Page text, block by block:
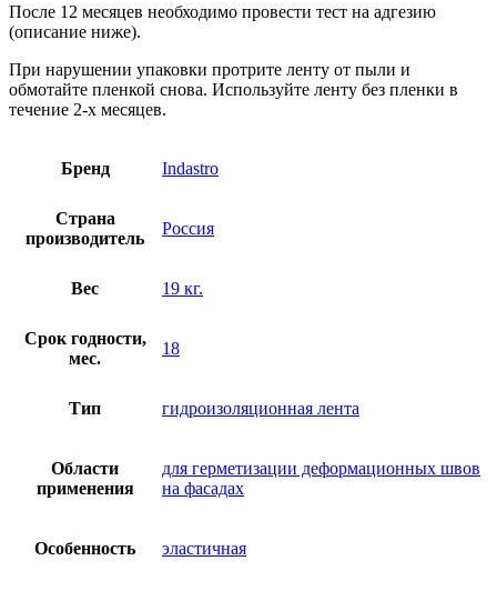
После 12 месяцев необходимо провести тест на адгезию
(описание ниже).
При нарушении упаковки протрите ленту от пыли и
обмотайте пленкой снова. Используйте ленту без пленки в
течение 2-х месяцев.
Бренд Indastro
Страна
производитель
Россия
Вес 19 кг.
Срок годности,
мес.
18
Тип гидроизоляционная лента
Области
применения
для герметизации деформационных швов
на фасадах
Особенность эластичная